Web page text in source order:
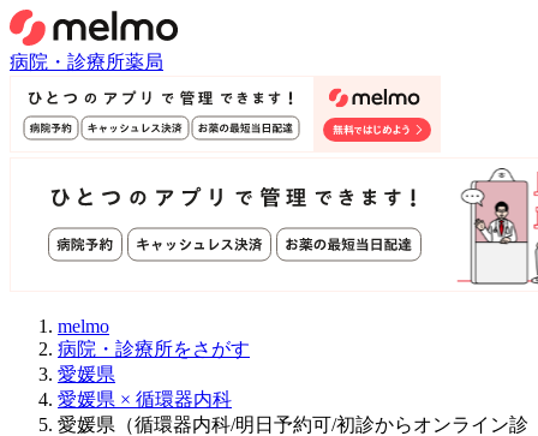
病院・診療所薬局
melmo
病院・診療所をさがす
愛媛県
愛媛県 × 循環器内科
愛媛県（循環器内科/明日予約可/初診からオンライン診